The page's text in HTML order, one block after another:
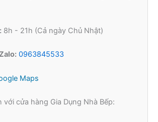
8h - 21h (Cả ngày Chủ Nhật)
0963845533
Maps
cửa hàng Gia Dụng Nhà Bếp: